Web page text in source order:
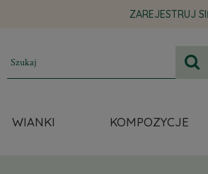
ZAREJESTRUJ
WIANKI KOMPOZYCJE